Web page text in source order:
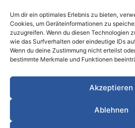
Um dir ein optimales Erlebnis zu bieten,
Cookies, um Geräteinformationen zu
zuzugreifen. Wenn du diesen Technologien
wie das Surfverhalten oder eindeutige IDs
Wenn du deine Zustimmung nicht erteilst
bestimmte Merkmale und Funktionen
Akzeptieren
Ablehnen
BELIEBTE
Berichte & Analysen Business
Gesundheit &